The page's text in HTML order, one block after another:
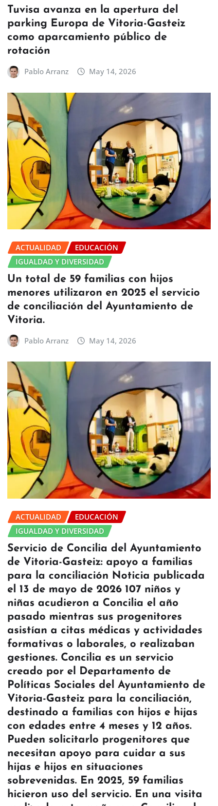
Tuvisa avanza en la apertura del
parking Europa de Vitoria-Gasteiz
como aparcamiento público de
rotación
Pablo Arranz May 14, 2026
ACTUALIDAD
EDUCACIÓN
IGUALDAD Y DIVERSIDAD
Un total de 59 familias con hijos
menores utilizaron en 2025 el servicio
de conciliación del Ayuntamiento de
Vitoria.
Pablo Arranz May 14, 2026
ACTUALIDAD
EDUCACIÓN
IGUALDAD Y DIVERSIDAD
Servicio de Concilia del Ayuntamiento
de Vitoria-Gasteiz: apoyo a familias
para la conciliación Noticia publicada
el 13 de mayo de 2026 107 niños y
niñas acudieron a Concilia el año
pasado mientras sus progenitores
asistían a citas médicas y actividades
formativas o laborales, o realizaban
gestiones. Concilia es un servicio
creado por el Departamento de
Políticas Sociales del Ayuntamiento de
Vitoria-Gasteiz para la conciliación,
destinado a familias con hijos e hijas
con edades entre 4 meses y 12 años.
Pueden solicitarlo progenitores que
necesitan apoyo para cuidar a sus
hijas e hijos en situaciones
sobrevenidas. En 2025, 59 familias
hicieron uso del servicio. En una visita